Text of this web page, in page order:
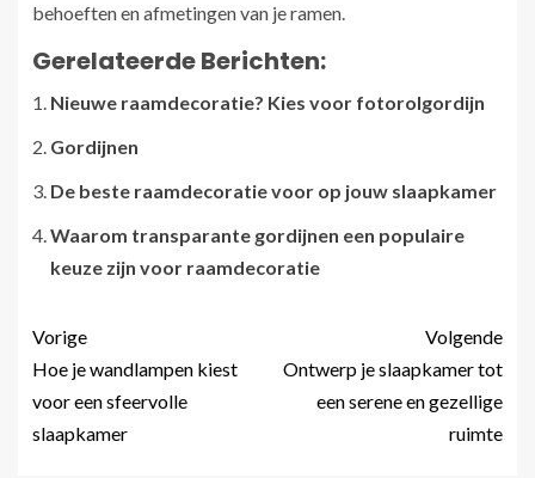
behoeften en afmetingen van je ramen.
Gerelateerde Berichten:
Nieuwe raamdecoratie? Kies voor fotorolgordijn
Gordijnen
De beste raamdecoratie voor op jouw slaapkamer
Waarom transparante gordijnen een populaire
keuze zijn voor raamdecoratie
Vorige
Hoe je wandlampen kiest
voor een sfeervolle
slaapkamer
Volgende
Ontwerp je slaapkamer tot
een serene en gezellige
ruimte